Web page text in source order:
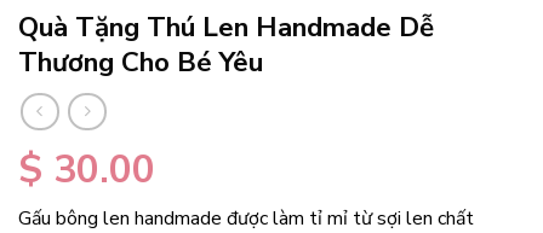
Quà Tặng Thú Len Handmade Dễ
Thương Cho Bé Yêu
$ 30.00
Gấu bông len handmade được làm tỉ mỉ từ sợi len chất